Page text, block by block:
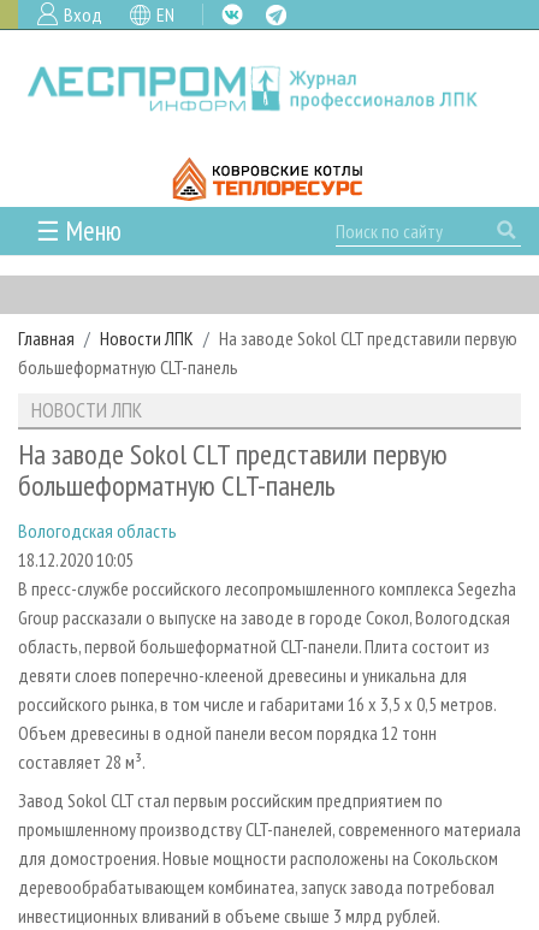
Вход EN
☰ Меню
ГЛАВНАЯ
РУБРИКИ И ТЕМЫ
РУБРИКИ ЖУРНАЛА
ЛЕСОЗАГОТОВКА
ЛЕСОПИЛЕНИЕ
СУШКА ДРЕВЕСИНЫ
ПРОИЗВОДСТВО ДРЕВЕСНЫХ ПЛИТ
ДЕРЕВЯННОЕ ДОМОСТРОЕНИЕ
ПРОИЗВОДСТВО МЕБЕЛИ
БИОЭНЕРГЕТИКА
ЦБП
ИНСТРУМЕНТ И МАТЕРИАЛЫ
НОВОСТИ
НОВОСТИ ЛПК
НОВОСТИ ЖУРНАЛА
ПРОЕКТЫ ЛПИ
АНАЛИТИКА
ПРЕДПРИЯТИЯ ЛПК
ПЕРСОНЫ
МОБИЛЬНЫЕ ВЫСТАВКИ
ОФИЦИАЛЬНЫЕ ДЕЛЕГАЦИИ
ПРИОРИТЕТНЫЕ ИНВЕСТПРОЕКТЫ
RUSSIAN FORESTRY REVIEW
ГАЗЕТА ЛЕСПРОМФОРУМ
БИБЛИОТЕКА СПЕЦИАЛИСТА
АРХИВ ЖУРНАЛОВ
О ЖУРНАЛЕ
ПОДПИСКА
КОНТАКТЫ
РЕКЛАМОДАТЕЛЯМ
РЕКЛАМА
РЕКЛАМА НА САЙТЕ
Главная Новости ЛПК
На заводе Sokol CLT представили первую
большеформатную CLT-панель
НОВОСТИ ЛПК
На заводе Sokol CLT представили первую
большеформатную CLT-панель
Вологодская область
18.12.2020 10:05
В пресс-службе российского лесопромышленного комплекса Segezha
Group рассказали о выпуске на заводе в городе Сокол, Вологодская
область, первой большеформатной CLT-панели. Плита состоит из
девяти слоев поперечно-клееной древесины и уникальна для
российского рынка, в том числе и габаритами 16 x 3,5 x 0,5 метров.
Объем древесины в одной панели весом порядка 12 тонн
составляет 28 м³.
Завод Sokol CLT стал первым российским предприятием по
промышленному производству CLT-панелей, современного материала
для домостроения. Новые мощности расположены на Сокольском
деревообрабатывающем комбинатеа, запуск завода потребовал
инвестиционных вливаний в объеме свыше 3 млрд рублей.